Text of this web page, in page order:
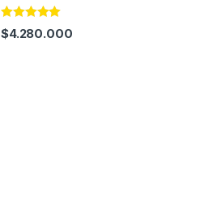
Rated4.91
out of 5
$4.280.000